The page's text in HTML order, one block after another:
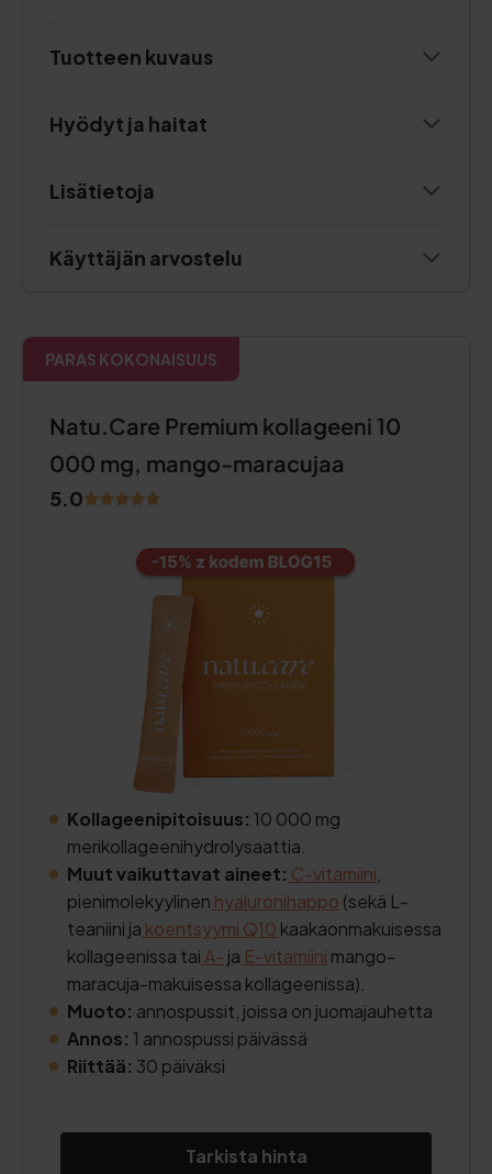
Tuotteen kuvaus
Hyödyt ja haitat
Lisätietoja
Käyttäjän arvostelu
PARAS KOKONAISUUS
Natu.Care Premium kollageeni 10
000 mg, mango-maracujaa
5.0
Kollageenipitoisuus: 10 000 mg
merikollageenihydrolysaattia.
Muut vaikuttavat aineet: C-vitamiini
pienimolekyylinen hyaluronihappo (sekä L-
teaniini ja koentsyymi Q10 kaakaonmakuisessa
kollageenissa tai A- ja E-vitamiini mango-
maracuja-makuisessa kollageenissa).
Muoto: annospussit, joissa on juomajauhetta
Annos: 1 annospussi päivässä
Riittää: 30 päiväksi
Tarkista hinta